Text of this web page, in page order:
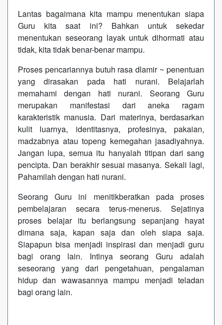
Lantas bagaimana kita mampu menentukan siapa
Guru kita saat ini? Bahkan untuk sekedar
menentukan seseorang layak untuk dihormati atau
tidak, kita tidak benar-benar mampu.
Proses pencariannya butuh rasa dlamir ~ penentuan
yang dirasakan pada hati nurani. Belajarlah
memahami dengan hati nurani. Seorang Guru
merupakan manifestasi dari aneka ragam
karakteristik manusia. Dari materinya, berdasarkan
kulit luarnya, identitasnya, profesinya, pakaian,
madzabnya atau topeng kemegahan jasadiyahnya.
Jangan lupa, semua itu hanyalah titipan dari sang
pencipta. Dan berakhir sesuai masanya. Sekali lagi,
Pahamilah dengan hati nurani.
Seorang Guru ini menitikberatkan pada proses
pembelajaran secara terus-menerus. Sejatinya
proses belajar itu berlangsung sepanjang hayat
dimana saja, kapan saja dan oleh siapa saja.
Siapapun bisa menjadi inspirasi dan menjadi guru
bagi orang lain. Intinya seorang Guru adalah
seseorang yang dari pengetahuan, pengalaman
hidup dan wawasannya mampu menjadi teladan
bagi orang lain.